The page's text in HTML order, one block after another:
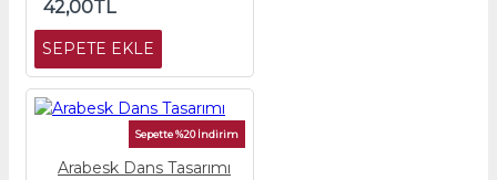
42,00TL
SEPETE EKLE
Sepette %20 İndirim
Arabesk Dans Tasarımı